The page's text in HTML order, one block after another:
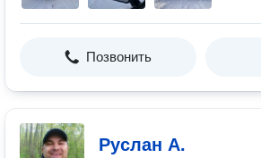
Позвонить
Руслан А.